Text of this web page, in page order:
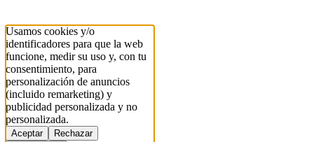
Usamos cookies y/o
identificadores para que la web
funcione, medir su uso y, con tu
consentimiento, para
personalización de anuncios
(incluido remarketing) y
publicidad personalizada y no
personalizada.
Aceptar
Rechazar